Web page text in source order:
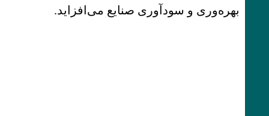
بهره‌وری و سودآوری صنایع می‌افزاید.